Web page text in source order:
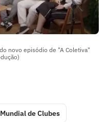
novo episódio de "A Coletiva"
Mundial de Clubes